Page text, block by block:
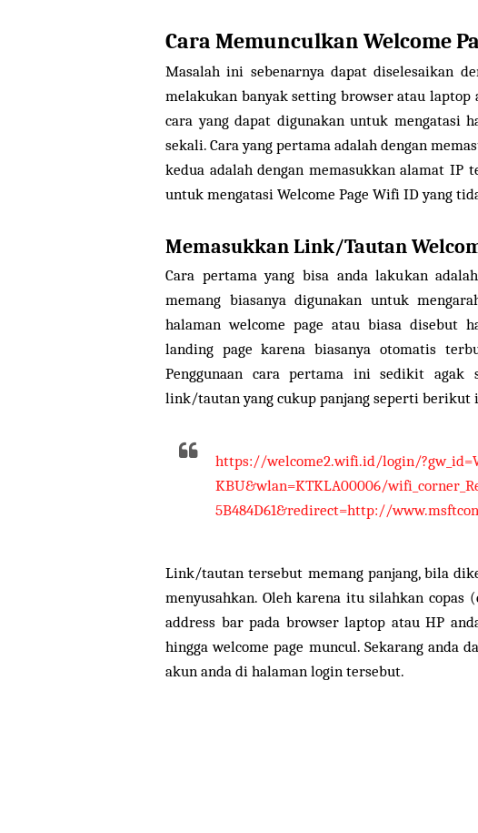
Cara Memunculkan Welcome
Masalah ini sebenarnya dapat diselesaikan
melakukan banyak setting browser atau
cara yang dapat digunakan untuk mengatasi
sekali. Cara yang pertama adalah dengan
kedua adalah dengan memasukkan alamat IP
untuk mengatasi Welcome Page Wifi ID yang
Memasukkan Link/Tautan
Cara pertama yang bisa anda lakukan
memang biasanya digunakan untuk
halaman welcome page atau biasa disebut
landing page karena biasanya otomatis
Penggunaan cara pertama ini sedikit agak
link/tautan yang cukup panjang seperti berikut
https://welcome2.wifi.id/login/
KBU&wlan=KTKLA00006/
5B484D61&redirect=http://
Link/tautan tersebut memang panjang, bila
menyusahkan. Oleh karena itu silahkan
address bar pada browser laptop atau HP
hingga welcome page muncul. Sekarang anda
akun anda di halaman login tersebut.